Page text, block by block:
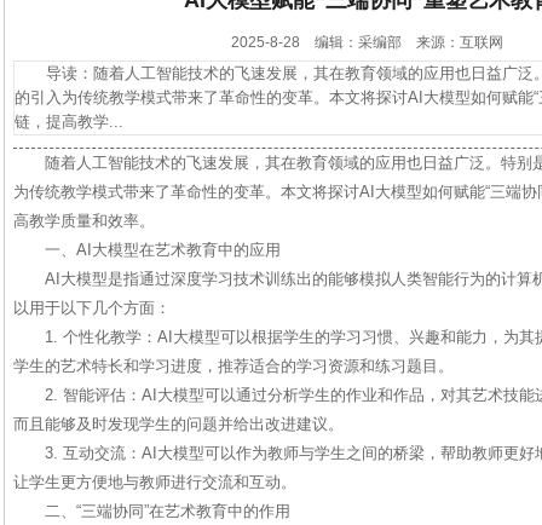
2025-8-28 编辑：采编部 来源：互联网
导读：随着人工智能技术的飞速发展，其在教育领域的应用也日益广泛
的引入为传统教学模式带来了革命性的变革。本文将探讨AI大模型如何赋能
链，提高教学...
随着人工智能技术的飞速发展，其在教育领域的应用也日益广泛。特别
为传统教学模式带来了革命性的变革。本文将探讨AI大模型如何赋能“三端
高教学质量和效率。
一、AI大模型在艺术教育中的应用
AI大模型是指通过深度学习技术训练出的能够模拟人类智能行为的计算
以用于以下几个方面：
1. 个性化教学：AI大模型可以根据学生的学习习惯、兴趣和能力，为
学生的艺术特长和学习进度，推荐适合的学习资源和练习题目。
2. 智能评估：AI大模型可以通过分析学生的作业和作品，对其艺术技
而且能够及时发现学生的问题并给出改进建议。
3. 互动交流：AI大模型可以作为教师与学生之间的桥梁，帮助教师更
让学生更方便地与教师进行交流和互动。
二、“三端协同”在艺术教育中的作用